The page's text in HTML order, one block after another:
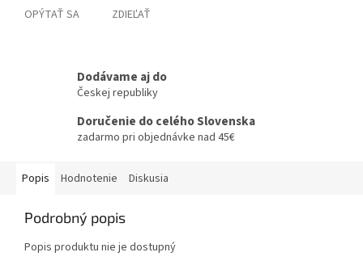
OPÝTAŤ SA ZDIEĽAŤ
Dodávame aj do
Českej republiky
Doručenie do celého Slovenska
zadarmo pri objednávke nad 45€
Popis Hodnotenie Diskusia
Podrobný popis
Popis produktu nie je dostupný